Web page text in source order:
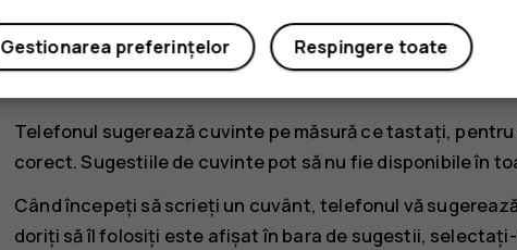
Pentru a edita un cuvânt pe care tocmai l-ați scris,
Telefonul sugerează cuvinte pe măsură ce tastați, pentru
corect. Sugestiile de cuvinte pot să nu fie disponibile în
Când începeți să scrieți un cuvânt, telefonul vă
doriți să îl folosiți este afișat în bara de sugestii,
Respingere toate
Gestionarea preferințelor